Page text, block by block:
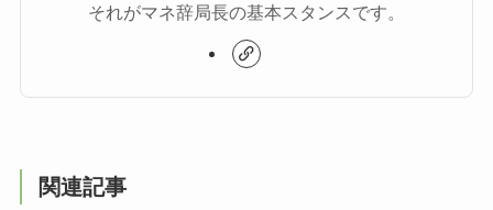
それがマネ辞局長の基本スタンスです。
関連記事